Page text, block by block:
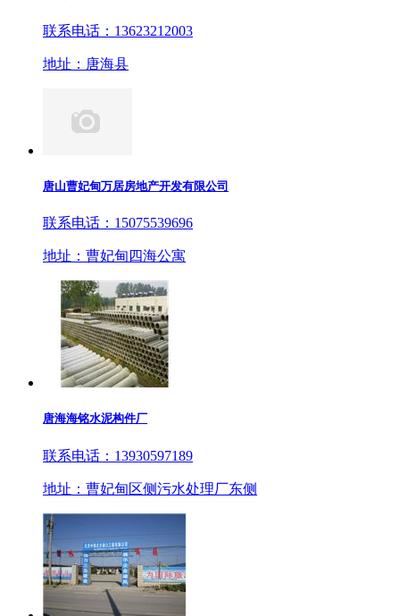
联系电话：13623212003
地址：唐海县
唐山曹妃甸万居房地产开发有限公司
联系电话：15075539696
地址：曹妃甸四海公寓
唐海海铭水泥构件厂
联系电话：13930597189
地址：曹妃甸区侧污水处理厂东侧